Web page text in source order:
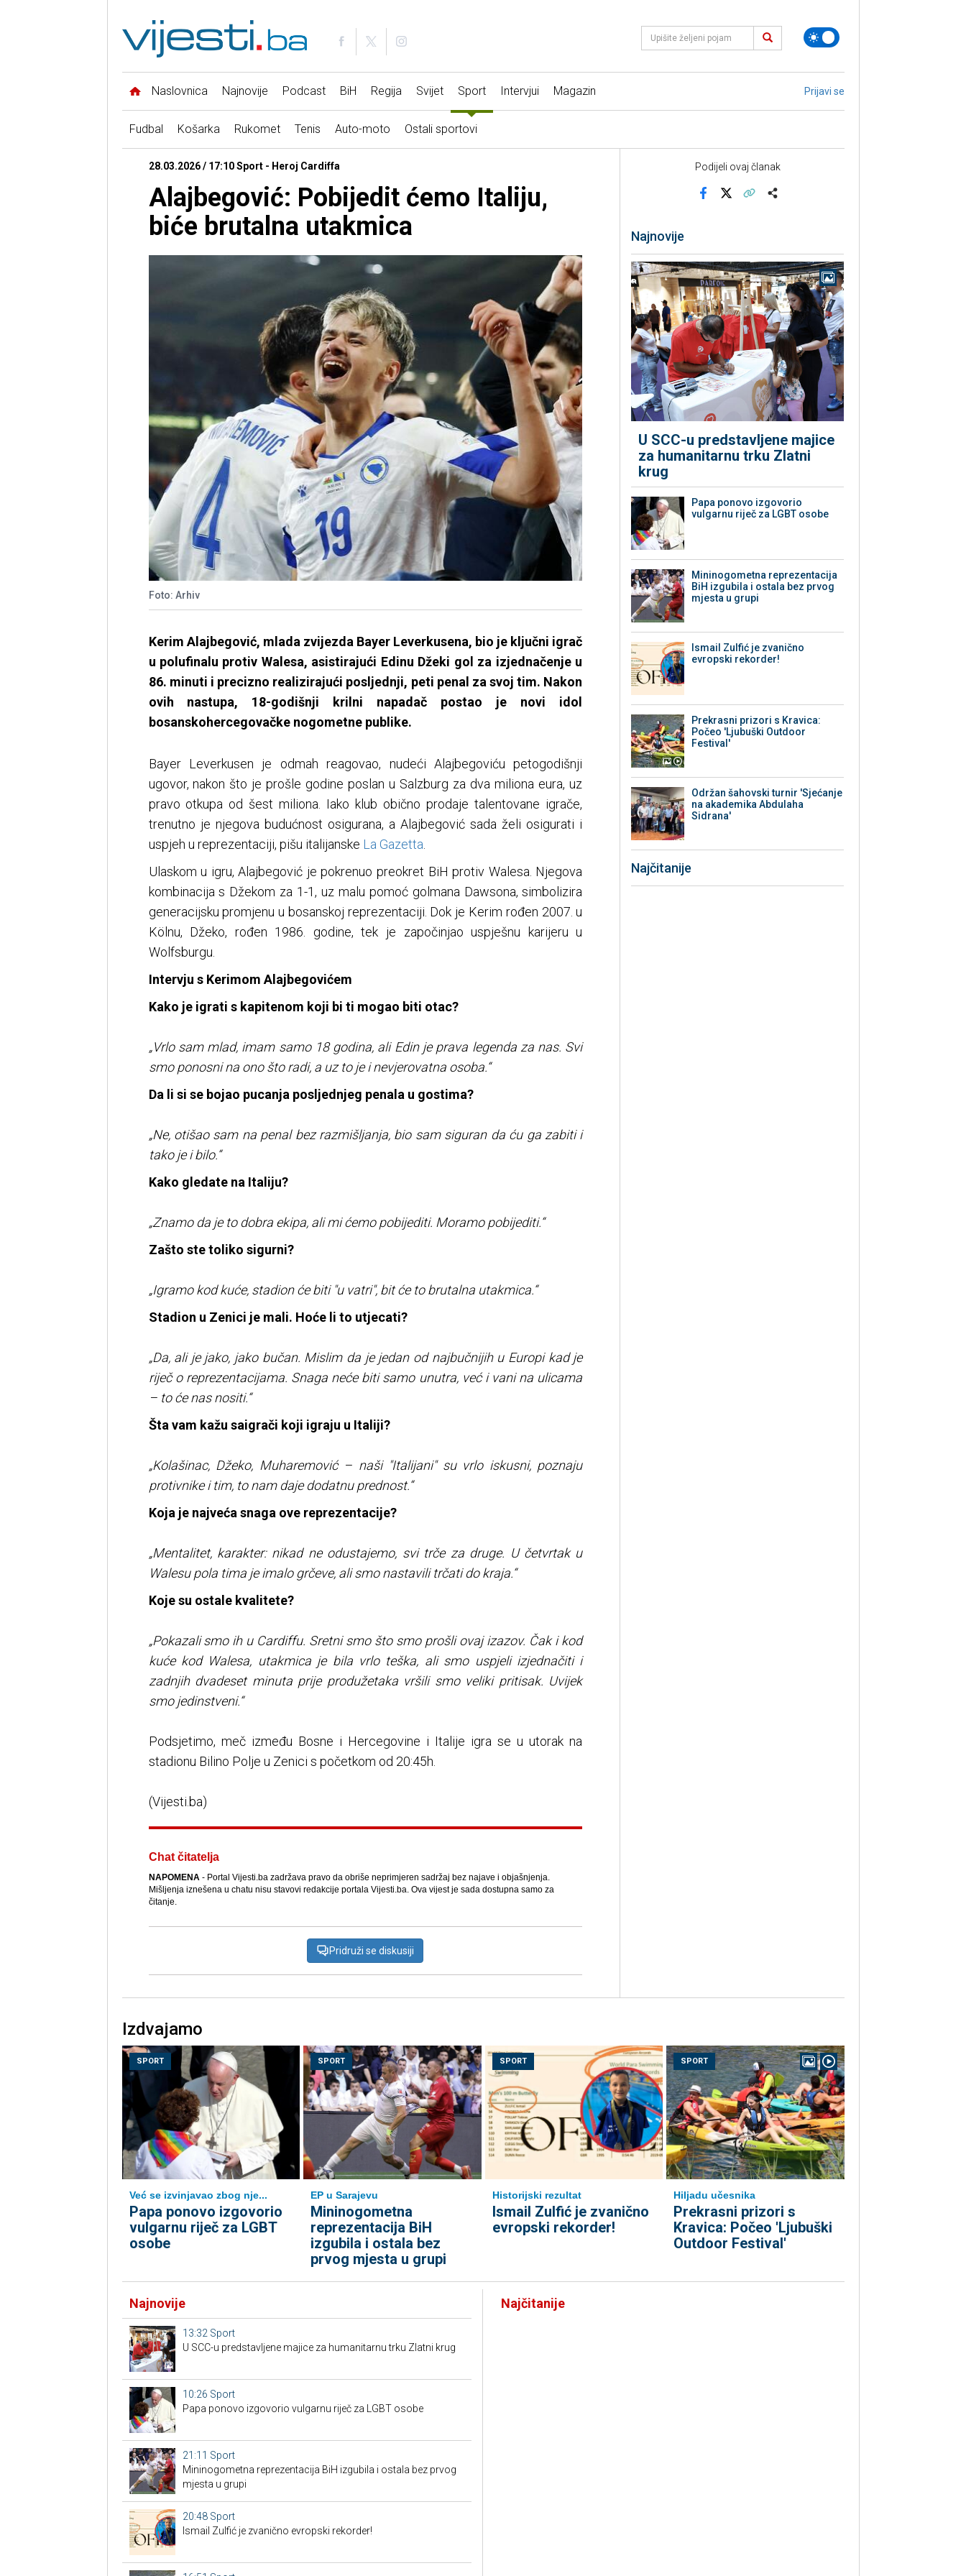
Naslovnica Najnovije Podcast BiH Regija Svijet Sport Intervjui Magazin Prijavi se
Fudbal Košarka Rukomet Tenis Auto-moto Ostali sportovi
28.03.2026 / 17:10 Sport - Heroj Cardiffa
Alajbegović: Pobijedit ćemo Italiju,
biće brutalna utakmica
Foto: Arhiv
Kerim Alajbegović, mlada zvijezda Bayer Leverkusena, bio je ključni igrač
u polufinalu protiv Walesa, asistirajući Edinu Džeki gol za izjednačenje u
86. minuti i precizno realizirajući posljednji, peti penal za svoj tim. Nakon
ovih nastupa, 18-godišnji krilni napadač postao je novi idol
bosanskohercegovačke nogometne publike.
Bayer Leverkusen je odmah reagovao, nudeći Alajbegoviću petogodišnji
ugovor, nakon što je prošle godine poslan u Salzburg za dva miliona eura, uz
pravo otkupa od šest miliona. Iako klub obično prodaje talentovane igrače,
trenutno je njegova budućnost osigurana, a Alajbegović sada želi osigurati i
uspjeh u reprezentaciji, pišu italijanske La Gazetta.
Ulaskom u igru, Alajbegović je pokrenuo preokret BiH protiv Walesa. Njegova
kombinacija s Džekom za 1-1, uz malu pomoć golmana Dawsona, simbolizira
generacijsku promjenu u bosanskoj reprezentaciji. Dok je Kerim rođen 2007. u
Kölnu, Džeko, rođen 1986. godine, tek je započinjao uspješnu karijeru u
Wolfsburgu.
Intervju s Kerimom Alajbegovićem
Kako je igrati s kapitenom koji bi ti mogao biti otac?
„Vrlo sam mlad, imam samo 18 godina, ali Edin je prava legenda za nas. Svi
smo ponosni na ono što radi, a uz to je i nevjerovatna osoba.“
Da li si se bojao pucanja posljednjeg penala u gostima?
„Ne, otišao sam na penal bez razmišljanja, bio sam siguran da ću ga zabiti i
tako je i bilo.“
Kako gledate na Italiju?
„Znamo da je to dobra ekipa, ali mi ćemo pobijediti. Moramo pobijediti.“
Zašto ste toliko sigurni?
„Igramo kod kuće, stadion će biti "u vatri", bit će to brutalna utakmica.“
Stadion u Zenici je mali. Hoće li to utjecati?
„Da, ali je jako, jako bučan. Mislim da je jedan od najbučnijih u Europi kad je
riječ o reprezentacijama. Snaga neće biti samo unutra, već i vani na ulicama
– to će nas nositi.“
Šta vam kažu saigrači koji igraju u Italiji?
„Kolašinac, Džeko, Muharemović – naši "Italijani" su vrlo iskusni, poznaju
protivnike i tim, to nam daje dodatnu prednost.“
Koja je najveća snaga ove reprezentacije?
„Mentalitet, karakter: nikad ne odustajemo, svi trče za druge. U četvrtak u
Walesu pola tima je imalo grčeve, ali smo nastavili trčati do kraja.“
Koje su ostale kvalitete?
„Pokazali smo ih u Cardiffu. Sretni smo što smo prošli ovaj izazov. Čak i kod
kuće kod Walesa, utakmica je bila vrlo teška, ali smo uspjeli izjednačiti i
zadnjih dvadeset minuta prije produžetaka vršili smo veliki pritisak. Uvijek
smo jedinstveni.“
Podsjetimo, meč između Bosne i Hercegovine i Italije igra se u utorak na
stadionu Bilino Polje u Zenici s početkom od 20:45h.
(Vijesti.ba)
Chat čitatelja
NAPOMENA- Portal Vijesti.ba zadržava pravo da obriše neprimjeren sadržaj bez najave i objašnjenja.
Mišljenja iznešena u chatu nisu stavovi redakcije portala Vijesti.ba. Ova vijest je sada dostupna samo za
čitanje.
Pridruži se diskusiji
Podijeli ovaj članak
Najnovije
U SCC-u predstavljene majice
za humanitarnu trku Zlatni
krug
Papa ponovo izgovorio
vulgarnu riječ za LGBT osobe
Mininogometna reprezentacija
BiH izgubila i ostala bez prvog
mjesta u grupi
Ismail Zulfić je zvanično
evropski rekorder!
Prekrasni prizori s Kravica:
Počeo 'Ljubuški Outdoor
Festival'
Održan šahovski turnir 'Sjećanje
na akademika Abdulaha
Sidrana'
Najčitanije
Izdvajamo
SPORT
Već se izvinjavao zbog nje...
Papa ponovo izgovorio
vulgarnu riječ za LGBT
osobe
SPORT
EP u Sarajevu
Mininogometna
reprezentacija BiH
izgubila i ostala bez
prvog mjesta u grupi
SPORT
Historijski rezultat
Ismail Zulfić je zvanično
evropski rekorder!
SPORT
Hiljadu učesnika
Prekrasni prizori s
Kravica: Počeo 'Ljubuški
Outdoor Festival'
Najnovije
13:32 Sport
U SCC-u predstavljene majice za humanitarnu trku Zlatni krug
10:26 Sport
Papa ponovo izgovorio vulgarnu riječ za LGBT osobe
21:11 Sport
Mininogometna reprezentacija BiH izgubila i ostala bez prvog
mjesta u grupi
20:48 Sport
Ismail Zulfić je zvanično evropski rekorder!
Najčitanije